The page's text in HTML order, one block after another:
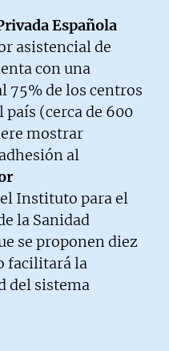
Española
asistencial de
con una
75% de los centros
(cerca de 600
mostrar
al
Instituto para el
la Sanidad
se proponen diez
facilitará la
del sistema